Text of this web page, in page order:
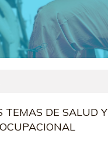
TEMAS DE SALUD Y